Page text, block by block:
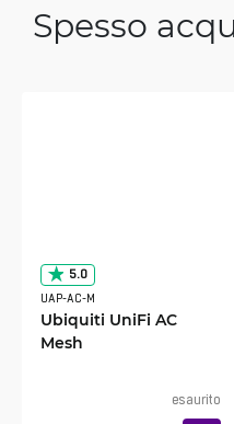
Spesso
5.0
UAP-AC-M
Ubiquiti UniFi AC
Mesh
esaurito